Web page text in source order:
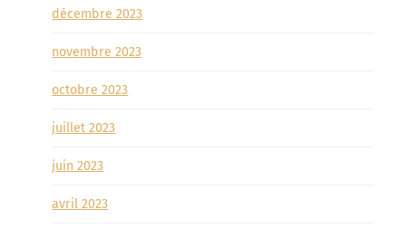
décembre 2023
novembre 2023
octobre 2023
juillet 2023
juin 2023
avril 2023